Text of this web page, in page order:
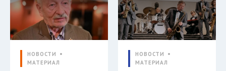
НОВОСТИ
МАТЕРИАЛ
НОВОСТИ
МАТЕРИАЛ